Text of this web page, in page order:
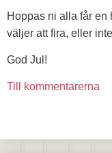
Hoppas ni alla får en
väljer att fira, eller
God Jul!
Till kommentarerna